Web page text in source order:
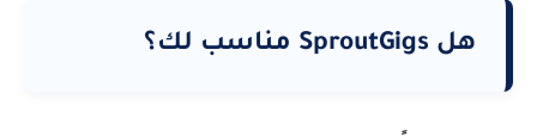
هل SproutGigs مناسب لك؟